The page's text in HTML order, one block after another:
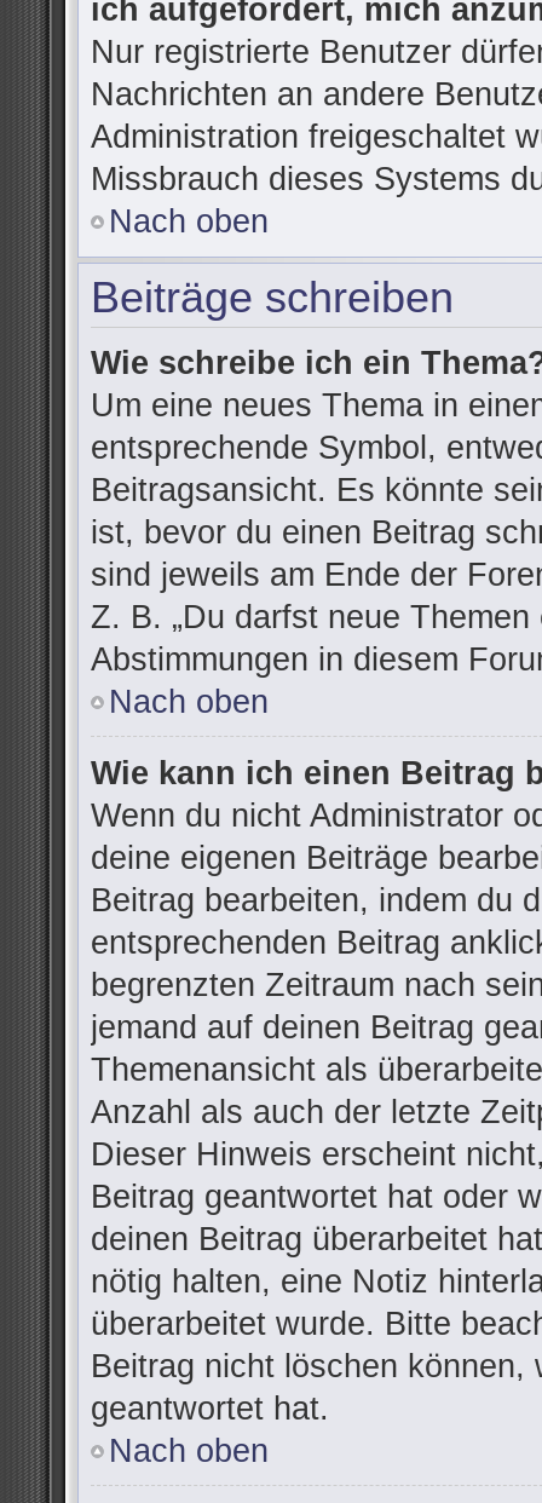
ich aufgefordert, mich
Nur registrierte Benutzer
Nachrichten an andere
Administration freigeschaltet
Missbrauch dieses Systems
Nach oben
Beiträge schreiben
Wie schreibe ich ein
Um eine neues Thema in
entsprechende Symbol,
Beitragsansicht. Es könnte
ist, bevor du einen Beitrag
sind jeweils am Ende der
Z. B. „Du darfst neue Themen
Abstimmungen in diesem
Nach oben
Wie kann ich einen Beitrag
Wenn du nicht Administrator
deine eigenen Beiträge
Beitrag bearbeiten, indem du
entsprechenden Beitrag
begrenzten Zeitraum nach
jemand auf deinen Beitrag
Themenansicht als
Anzahl als auch der letzte
Dieser Hinweis erscheint
Beitrag geantwortet hat oder
deinen Beitrag überarbeitet
nötig halten, eine Notiz
überarbeitet wurde. Bitte
Beitrag nicht löschen können,
geantwortet hat.
Nach oben